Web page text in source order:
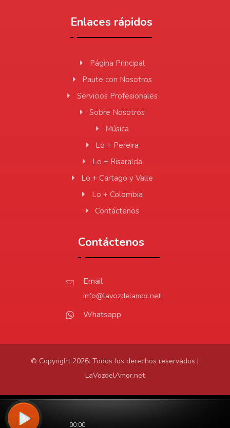
Enlaces rápidos
Página Principal
Paute con Nosotros
Servicios Profesionales
Sobre Nosotros
Música
Lo + Pereira
Lo + Risaralda
Lo + Cartago y Valle
Lo + Colombia
Contáctenos
Contáctenos
Email
info@lavozdelamor.net
Whatsapp
© Copyright 2026. Todos los derechos reservados |
LaVozdelAmor.net
Protección de Datos
Desarrollado por